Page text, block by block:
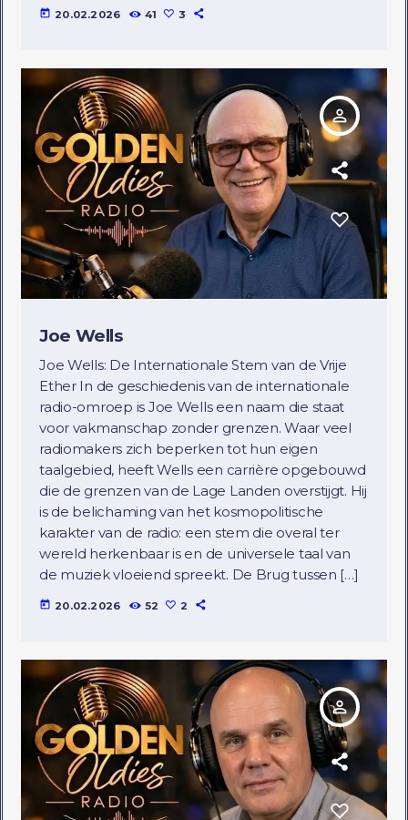
today 20.02.2026 41 3
person_outline
Joe Wells
Joe Wells: De Internationale Stem van de Vrije
Ether In de geschiedenis van de internationale
radio-omroep is Joe Wells een naam die staat
voor vakmanschap zonder grenzen. Waar veel
radiomakers zich beperken tot hun eigen
taalgebied, heeft Wells een carrière opgebouwd
die de grenzen van de Lage Landen overstijgt. Hij
is de belichaming van het kosmopolitische
karakter van de radio: een stem die overal ter
wereld herkenbaar is en de universele taal van
de muziek vloeiend spreekt. De Brug tussen […]
today 20.02.2026 52 2
person_outline